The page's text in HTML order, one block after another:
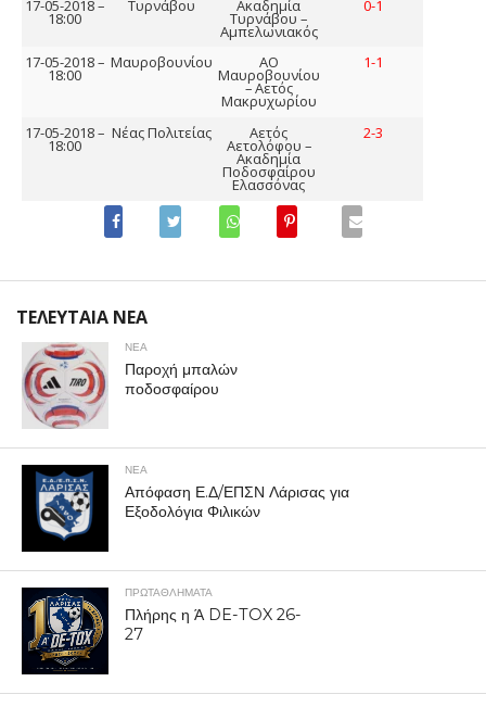
17-05-2018 –
18:00
Τυρνάβου Ακαδημία
Τυρνάβου –
Αμπελωνιακός
0-1
17-05-2018 –
18:00
Μαυροβουνίου ΑΟ
Μαυροβουνίου
– Αετός
Μακρυχωρίου
1-1
17-05-2018 –
18:00
Νέας Πολιτείας Αετός
Αετολόφου –
Ακαδημία
Ποδοσφαίρου
Ελασσόνας
2-3
ΤΕΛΕΥΤΑΙΑ ΝΕΑ
ΝΕΑ
Παροχή μπαλών
ποδοσφαίρου
ΝΕΑ
Απόφαση Ε.Δ/ΕΠΣΝ Λάρισας για
Εξοδολόγια Φιλικών
ΠΡΩΤΑΘΛΉΜΑΤΑ
Πλήρης η Ά DE-TOX 26-
27